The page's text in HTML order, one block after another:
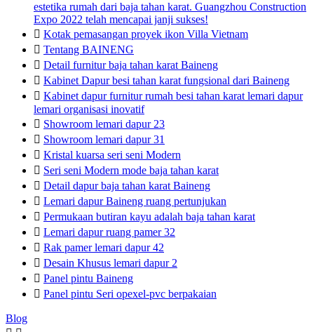
estetika rumah dari baja tahan karat. Guangzhou Construction
Expo 2022 telah mencapai janji sukses!
 Kotak pemasangan proyek ikon Villa Vietnam
 Tentang BAINENG
 Detail furnitur baja tahan karat Baineng
 Kabinet Dapur besi tahan karat fungsional dari Baineng
 Kabinet dapur furnitur rumah besi tahan karat lemari dapur
lemari organisasi inovatif
 Showroom lemari dapur 23
 Showroom lemari dapur 31
 Kristal kuarsa seri seni Modern
 Seri seni Modern mode baja tahan karat
 Detail dapur baja tahan karat Baineng
 Lemari dapur Baineng ruang pertunjukan
 Permukaan butiran kayu adalah baja tahan karat
 Lemari dapur ruang pamer 32
 Rak pamer lemari dapur 42
 Desain Khusus lemari dapur 2
 Panel pintu Baineng
 Panel pintu Seri opexel-pvc berpakaian
Blog